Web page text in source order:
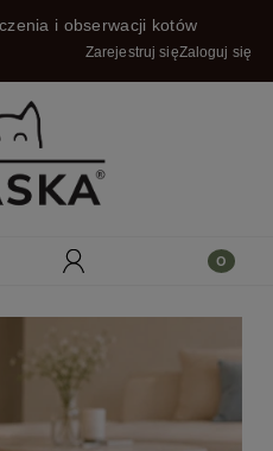
i obserwacji kotów
Zarejestruj sięZaloguj się